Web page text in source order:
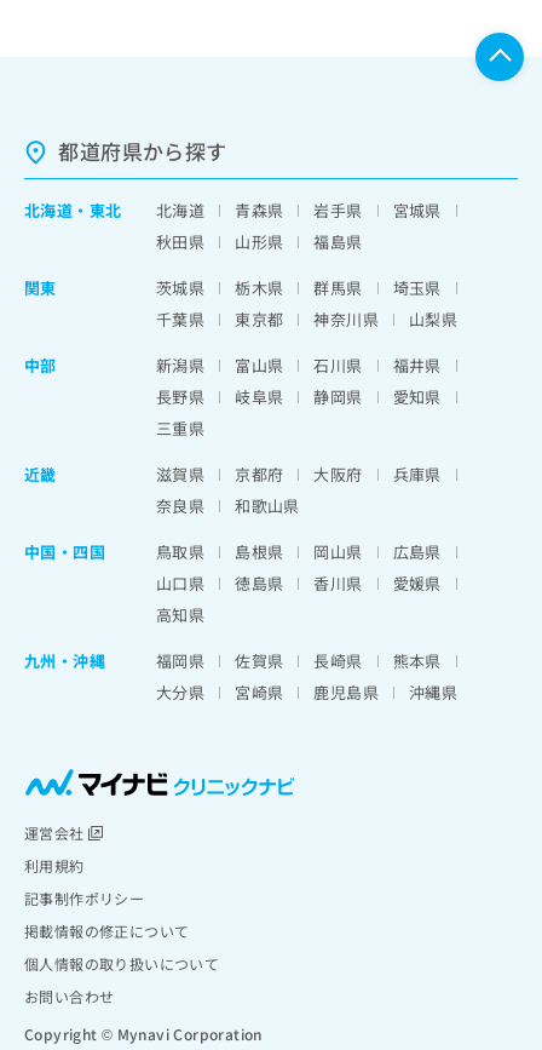
都道府県から探す
北海道 ・ 東北 北海道 青森県 岩手県
宮城県
秋田県
山形県
福島県
関東
茨城県 栃木県 群馬県
埼玉県
千葉県
東京都 神奈川県
山梨県
中部
新潟県 富山県 石川県
福井県
長野県
岐阜県 静岡県
愛知県
三重県
近畿
滋賀県 京都府 大阪府
兵庫県
奈良県
和歌山県
中国・四国
鳥取県 島根県 岡山県
広島県
山口県
徳島県 香川県
愛媛県
高知県
九州・沖縄
福岡県 佐賀県 長崎県
熊本県
大分県
宮崎県 鹿児島県 沖縄県
運営会社
利用規約
記事制作ポリシー
掲載情報の修正について
個人情報の取り扱いについて
お問い合わせ
Copyright © Mynavi Corporation